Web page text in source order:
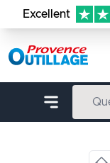
Aller au contenu
Excellent